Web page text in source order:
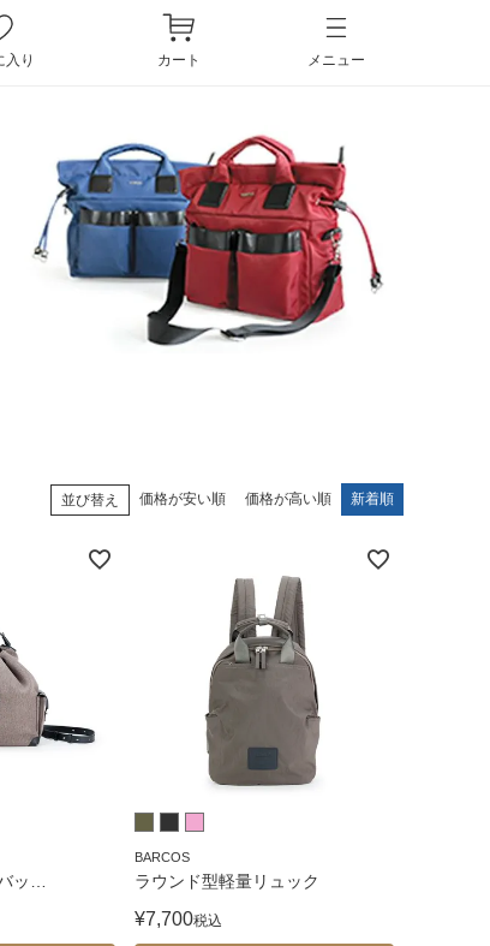
入り カート メニュー
ッ
BARCOS
ラウンド型軽量リュック
¥7,700税込
並び替え 価格が安い順 価格が高い順 新着順